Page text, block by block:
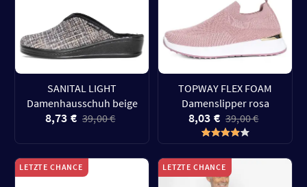
SANITAL LIGHT
Damenhausschuh beige
8,73 € 39,00 €
TOPWAY FLEX FOAM
Damenslipper rosa
8,03 € 39,00 €
LETZTE CHANCE LETZTE CHANCE